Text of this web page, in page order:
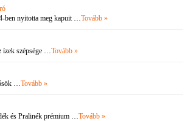
ben nyitotta meg kapuit …Tovább »
ízek szépsége …Tovább »
…Tovább »
és Pralinék prémium …Tovább »